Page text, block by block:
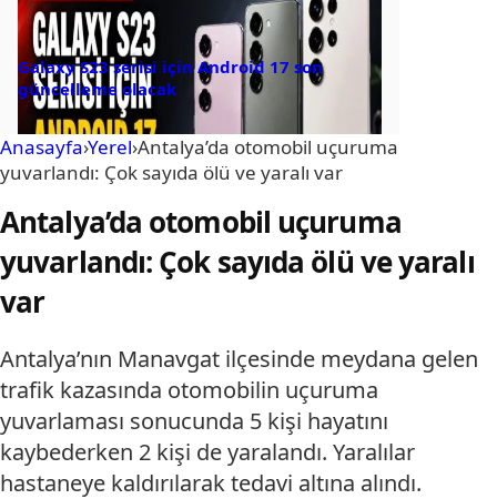
Galaxy S23 serisi için Android 17 son
güncelleme olacak
Anasayfa›Yerel›Antalya’da otomobil uçuruma
yuvarlandı: Çok sayıda ölü ve yaralı var
Antalya’da otomobil uçuruma
yuvarlandı: Çok sayıda ölü ve yaralı
var
Antalya’nın Manavgat ilçesinde meydana gelen
trafik kazasında otomobilin uçuruma
yuvarlaması sonucunda 5 kişi hayatını
kaybederken 2 kişi de yaralandı. Yaralılar
hastaneye kaldırılarak tedavi altına alındı.